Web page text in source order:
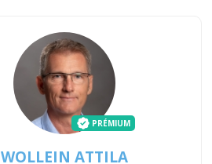
PRÉMIUM
WOLLEIN ATTILA